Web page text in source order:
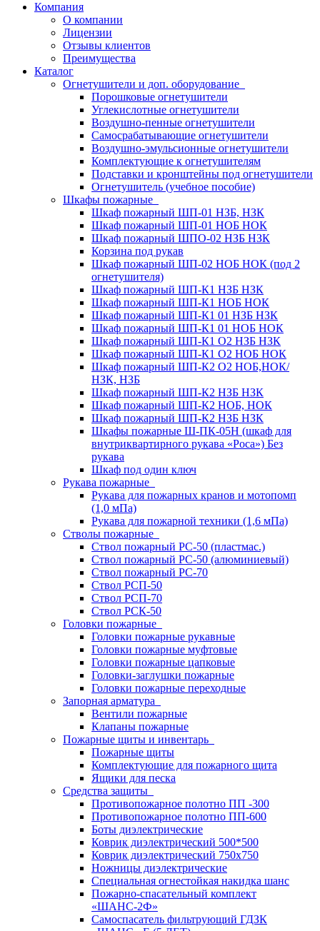
Компания
О компании
Лицензии
Отзывы клиентов
Преимущества
Каталог
Огнетушители и доп. оборудование
Порошковые огнетушители
Углекислотные огнетушители
Воздушно-пенные огнетушители
Самосрабатывающие огнетушители
Воздушно-эмульсионные огнетушители
Комплектующие к огнетушителям
Подставки и кронштейны под огнетушители
Огнетушитель (учебное пособие)
Шкафы пожарные
Шкаф пожарный ШП-01 НЗБ, НЗК
Шкаф пожарный ШП-01 НОБ НОК
Шкаф пожарный ШПО-02 НЗБ НЗК
Корзина под рукав
Шкаф пожарный ШП-02 НОБ НОК (под 2
огнетушителя)
Шкаф пожарный ШП-К1 НЗБ НЗК
Шкаф пожарный ШП-К1 НОБ НОК
Шкаф пожарный ШП-К1 01 НЗБ НЗК
Шкаф пожарный ШП-К1 01 НОБ НОК
Шкаф пожарный ШП-К1 О2 НЗБ НЗК
Шкаф пожарный ШП-К1 О2 НОБ НОК
Шкаф пожарный ШП-К2 О2 НОБ,НОК/
НЗК, НЗБ
Шкаф пожарный ШП-К2 НЗБ НЗК
Шкаф пожарный ШП-К2 НОБ, НОК
Шкаф пожарный ШП-К2 НЗБ НЗК
Шкафы пожарные Ш-ПК-05Н (шкаф для
внутриквартирного рукава «Роса») Без
рукава
Шкаф под один ключ
Рукава пожарные
Рукава для пожарных кранов и мотопомп
(1,0 мПа)
Рукава для пожарной техники (1,6 мПа)
Стволы пожарные
Ствол пожарный РС-50 (пластмас.)
Ствол пожарный РС-50 (алюминиевый)
Ствол пожарный РС-70
Ствол РСП-50
Ствол РСП-70
Ствол РСК-50
Головки пожарные
Головки пожарные рукавные
Головки пожарные муфтовые
Головки пожарные цапковые
Головки-заглушки пожарные
Головки пожарные переходные
Запорная арматура
Вентили пожарные
Клапаны пожарные
Пожарные щиты и инвентарь
Пожарные щиты
Комплектующие для пожарного щита
Ящики для песка
Средства защиты
Противопожарное полотно ПП -300
Противопожарное полотно ПП-600
Боты диэлектрические
Коврик диэлектрический 500*500
Коврик диэлектрический 750х750
Ножницы диэлектрические
Специальная огнестойкая накидка шанс
Пожарно-спасательный комплект
«ШАНС-2Ф»
Самоспасатель фильтрующий ГДЗК